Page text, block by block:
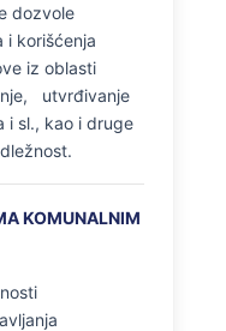
dozvole
i korišćenja
iz oblasti
utvrđivanje
i sl., kao i druge
KOMUNALNIM